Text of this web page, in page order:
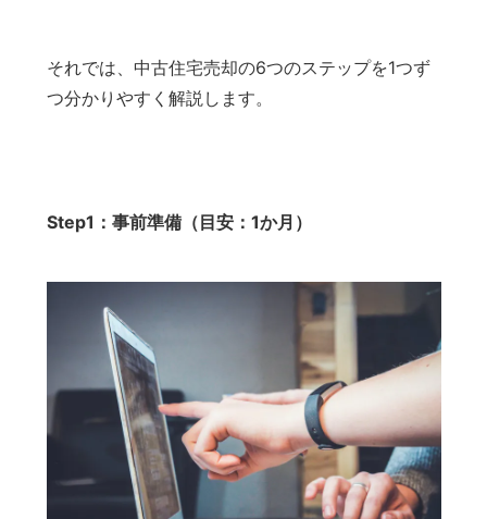
それでは、中古住宅売却の6つのステップを1つず
つ分かりやすく解説します。
Step1：事前準備（目安：1か月）